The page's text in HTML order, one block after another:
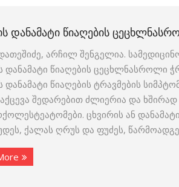
ᲓᲐᲜᲐᲛᲐᲢᲘ ᲬᲘᲐᲦᲔᲑᲘᲡ
არჩილ შენგელია.
დანამატი წიაღების ცეცხლნასროლი
დანამატი წიაღების ტრავმების
შედარებით ძლიერია და
ცხვირის ან
ქალას ღრუს და ფუძეს,